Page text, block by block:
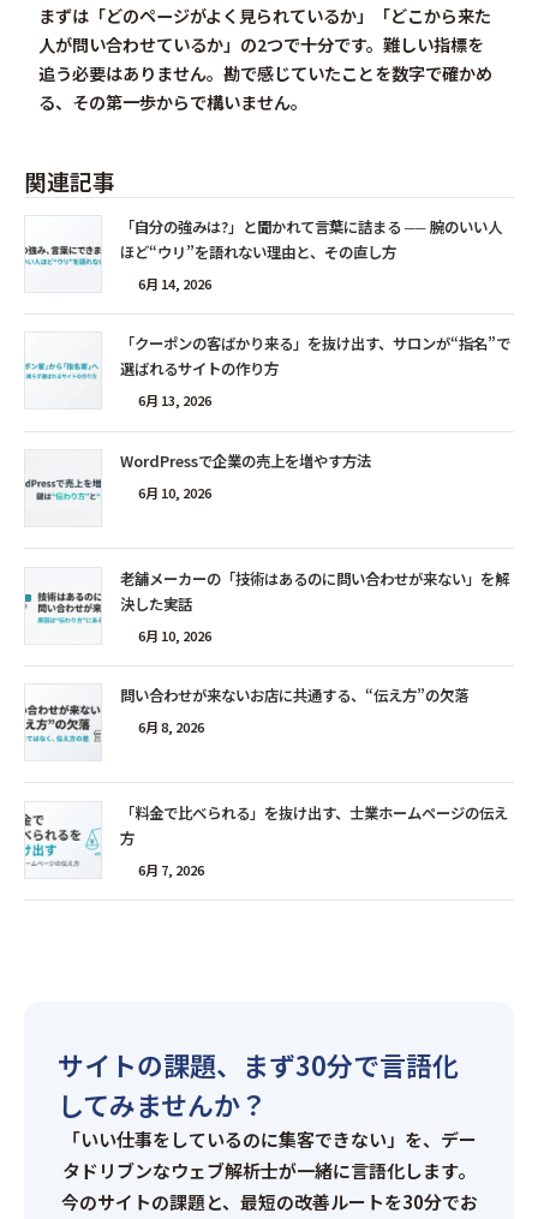
まずは「どのページがよく見られているか」「どこから来た
人が問い合わせているか」の2つで十分です。難しい指標を
追う必要はありません。勘で感じていたことを数字で確かめ
る、その第一歩からで構いません。
関連記事
「自分の強みは?」と聞かれて言葉に詰まる ── 腕のいい人
ほど“ウリ”を語れない理由と、その直し方
6月 14, 2026
「クーポンの客ばかり来る」を抜け出す、サロンが“指名”で
選ばれるサイトの作り方
6月 13, 2026
WordPressで企業の売上を増やす方法
6月 10, 2026
老舗メーカーの「技術はあるのに問い合わせが来ない」を解
決した実話
6月 10, 2026
問い合わせが来ないお店に共通する、“伝え方”の欠落
6月 8, 2026
「料金で比べられる」を抜け出す、士業ホームページの伝え
方
6月 7, 2026
サイトの課題、まず30分で言語化
してみませんか？
「いい仕事をしているのに集客できない」を、デー
タドリブンなウェブ解析士が一緒に言語化します。
今のサイトの課題と、最短の改善ルートを30分でお